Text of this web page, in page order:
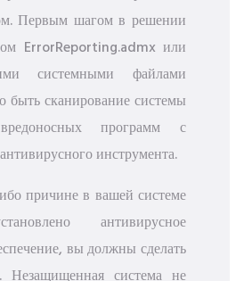
Первым шагом в решении
ErrorReporting.admx или
системными файлами
сканирование системы
программ с
инструмента.
причине в вашей системе
антивирусное
вы должны сделать